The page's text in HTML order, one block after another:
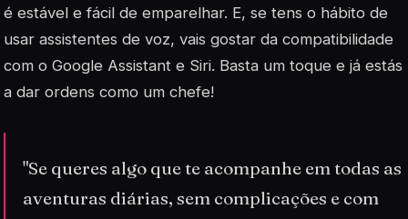
é estável e fácil de emparelhar. E, se tens o hábito de
usar assistentes de voz, vais gostar da compatibilidade
com o Google Assistant e Siri. Basta um toque e já estás
a dar ordens como um chefe!
"Se queres algo que te acompanhe em todas as
aventuras diárias, sem complicações e com